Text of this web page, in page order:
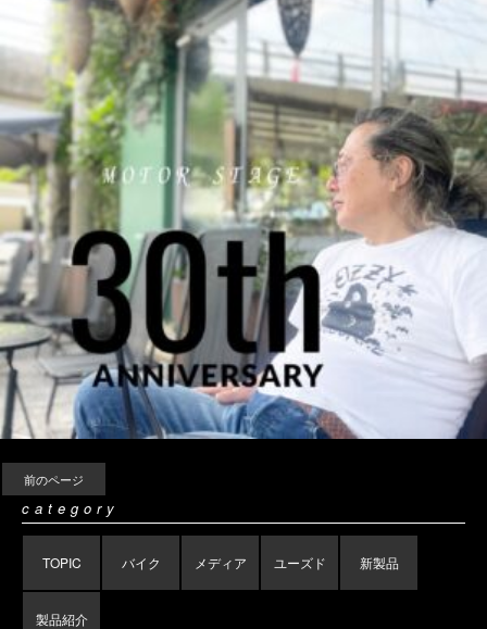
前のページ
category
TOPIC バイク メディア ユーズド 新製品
製品紹介